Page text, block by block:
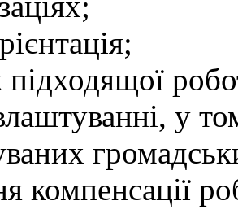
у
компенсації